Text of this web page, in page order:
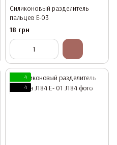
Силиконовый разделитель
пальцев Е-03
18 грн
4
4